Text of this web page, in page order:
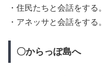
・住民たちと会話をする。
・アネッサと会話をする。
〇からっぽ島へ